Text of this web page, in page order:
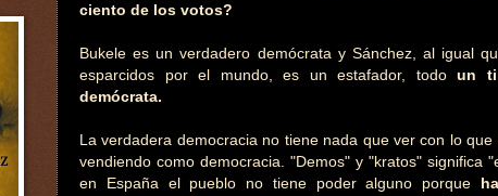
ciento de los votos?
Bukele es un verdadero demócrata y Sánchez, al igual
esparcidos por el mundo, es un estafador, todoun
demócrata.
La verdadera democracia no tiene nada que ver con lo
vendiendo como democracia. "Demos" y "kratos" significa
en España el pueblo no tiene poder alguno porque